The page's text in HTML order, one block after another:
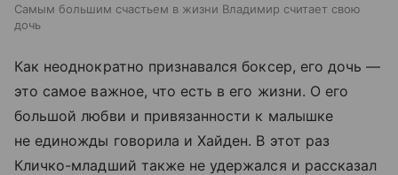
Самым большим счастьем в жизни Владимир считает свою
дочь
Как неоднократно признавался боксер, его дочь —
это самое важное, что есть в его жизни. О его
большой любви и привязанности к малышке
не единожды говорила и Хайден. В этот раз
Кличко-младший также не удержался и рассказал